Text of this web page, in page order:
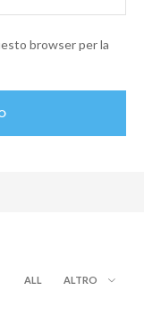
browser per la
ALL ALTRO